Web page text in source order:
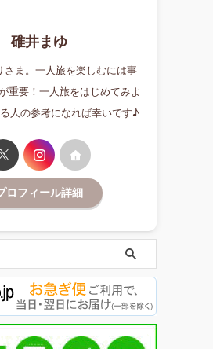
碓井まゆ
さま。一人旅を楽しむには事
重要！一人旅をはじめてみよ
人の参考になれば幸いです♪
ロフィール詳細